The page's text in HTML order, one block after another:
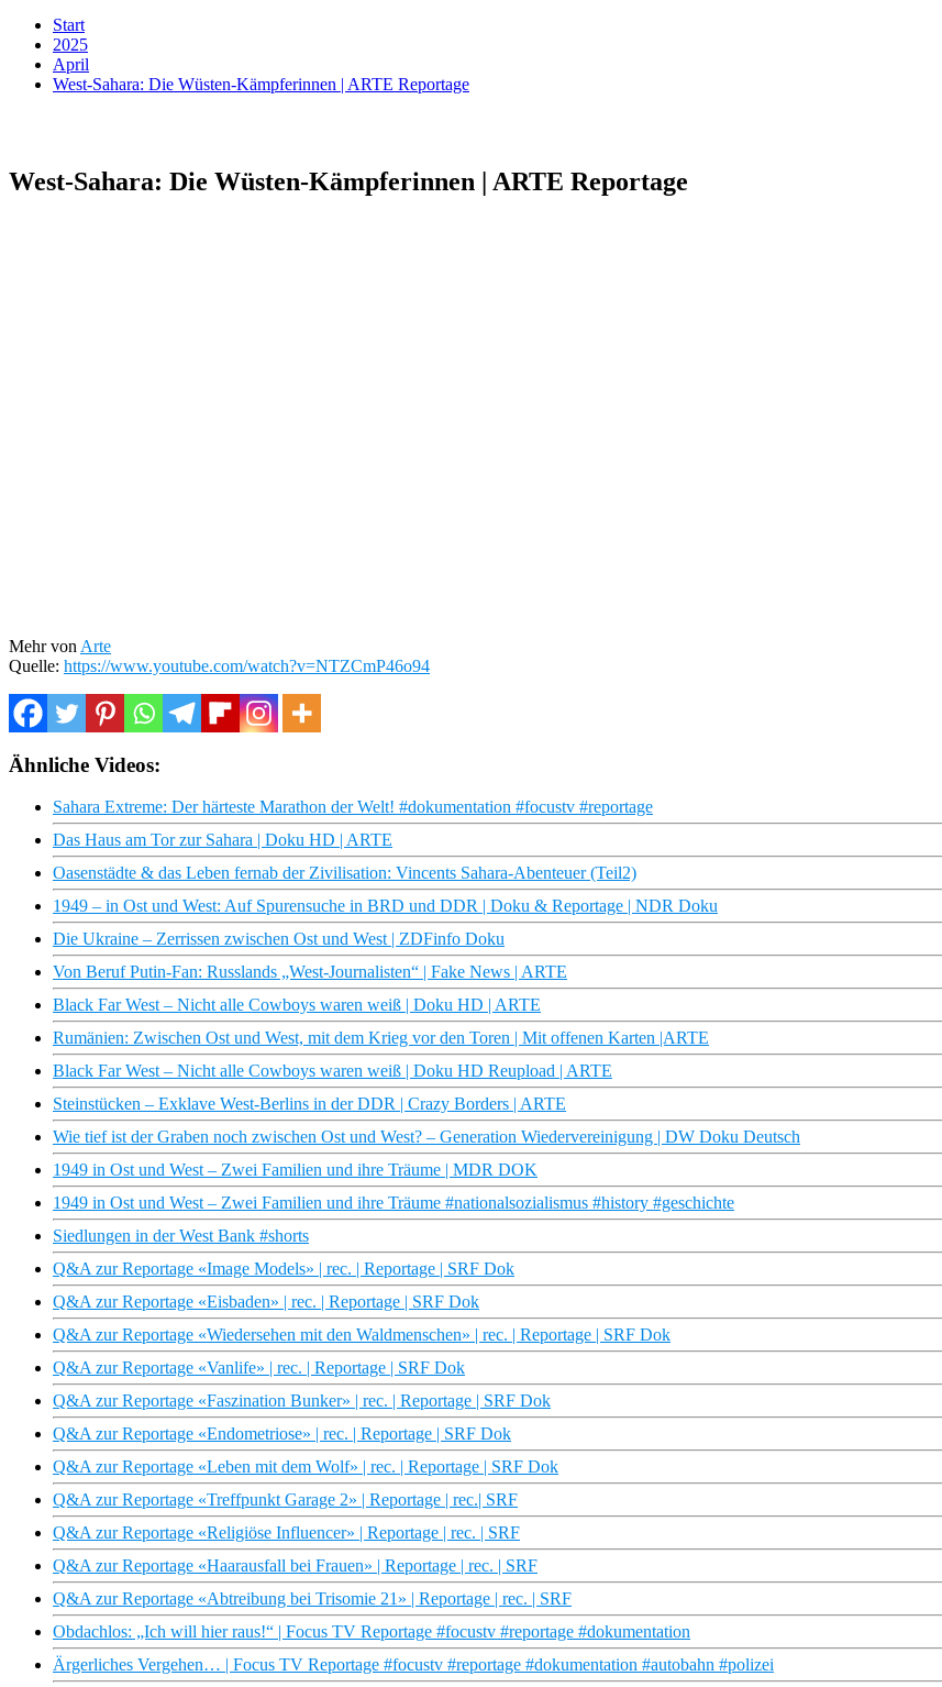
Start
2025
April
West-Sahara: Die Wüsten-Kämpferinnen | ARTE Reportage
West-Sahara: Die Wüsten-Kämpferinnen | ARTE Reportage
Mehr von Arte
Quelle: https://www.youtube.com/watch?v=NTZCmP46o94
Ähnliche Videos:
Sahara Extreme: Der härteste Marathon der Welt! #dokumentation #focustv #reportage
Das Haus am Tor zur Sahara | Doku HD | ARTE
Oasenstädte & das Leben fernab der Zivilisation: Vincents Sahara-Abenteuer (Teil2)
1949 – in Ost und West: Auf Spurensuche in BRD und DDR | Doku & Reportage | NDR Doku
Die Ukraine – Zerrissen zwischen Ost und West | ZDFinfo Doku
Von Beruf Putin-Fan: Russlands „West-Journalisten“ | Fake News | ARTE
Black Far West – Nicht alle Cowboys waren weiß | Doku HD | ARTE
Rumänien: Zwischen Ost und West, mit dem Krieg vor den Toren | Mit offenen Karten |ARTE
Black Far West – Nicht alle Cowboys waren weiß | Doku HD Reupload | ARTE
Steinstücken – Exklave West-Berlins in der DDR | Crazy Borders | ARTE
Wie tief ist der Graben noch zwischen Ost und West? – Generation Wiedervereinigung | DW Doku Deutsch
1949 in Ost und West – Zwei Familien und ihre Träume | MDR DOK
1949 in Ost und West – Zwei Familien und ihre Träume #nationalsozialismus #history #geschichte
Siedlungen in der West Bank #shorts
Q&A zur Reportage «Image Models» | rec. | Reportage | SRF Dok
Q&A zur Reportage «Eisbaden» | rec. | Reportage | SRF Dok
Q&A zur Reportage «Wiedersehen mit den Waldmenschen» | rec. | Reportage | SRF Dok
Q&A zur Reportage «Vanlife» | rec. | Reportage | SRF Dok
Q&A zur Reportage «Faszination Bunker» | rec. | Reportage | SRF Dok
Q&A zur Reportage «Endometriose» | rec. | Reportage | SRF Dok
Q&A zur Reportage «Leben mit dem Wolf» | rec. | Reportage | SRF Dok
Q&A zur Reportage «Treffpunkt Garage 2» | Reportage | rec.| SRF
Q&A zur Reportage «Religiöse Influencer» | Reportage | rec. | SRF
Q&A zur Reportage «Haarausfall bei Frauen» | Reportage | rec. | SRF
Q&A zur Reportage «Abtreibung bei Trisomie 21» | Reportage | rec. | SRF
Obdachlos: „Ich will hier raus!“ | Focus TV Reportage #focustv #reportage #dokumentation
Ärgerliches Vergehen… | Focus TV Reportage #focustv #reportage #dokumentation #autobahn #polizei